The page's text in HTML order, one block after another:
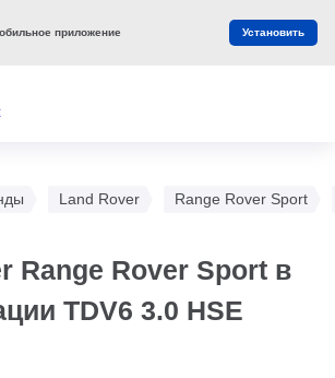
Land Rover Range Rover Sport
Range Rover Sport в
TDV6 3.0 HSE
приложение Установить